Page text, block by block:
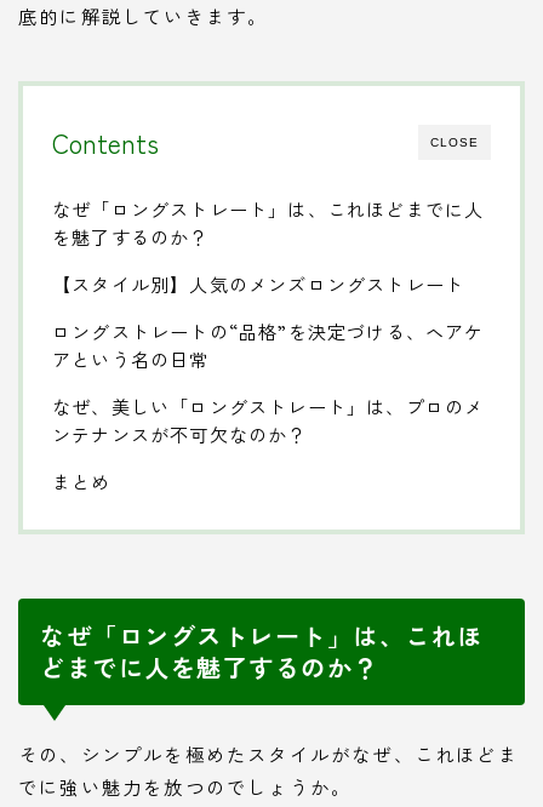
底的に解説していきます。
CLOSE
Contents
なぜ「ロングストレート」は、これほどまでに人
を魅了するのか？
【スタイル別】人気のメンズロングストレート
ロングストレートの“品格”を決定づける、ヘアケ
アという名の日常
なぜ、美しい「ロングストレート」は、プロのメ
ンテナンスが不可欠なのか？
まとめ
なぜ「ロングストレート」は、これほ
どまでに人を魅了するのか？
その、シンプルを極めたスタイルがなぜ、これほどま
でに強い魅力を放つのでしょうか。